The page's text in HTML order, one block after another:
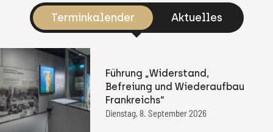
Terminkalender Aktuelles
Führung „Widerstand,
Befreiung und Wiederaufbau
Frankreichs“
Dienstag, 8. September 2026